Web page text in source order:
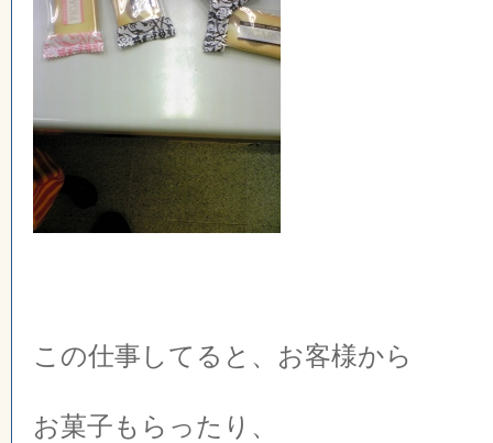
この仕事してると、お客様から
お菓子もらったり、